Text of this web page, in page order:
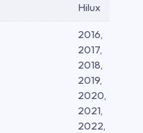
Hilux
2016,
2017,
2018,
2019,
2020,
2021,
2022,